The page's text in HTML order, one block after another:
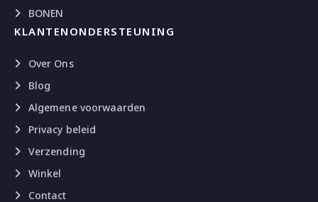
BONEN
KLANTENONDERSTEUNING
Over Ons
Blog
Algemene voorwaarden
Privacy beleid
Verzending
Winkel
Contact